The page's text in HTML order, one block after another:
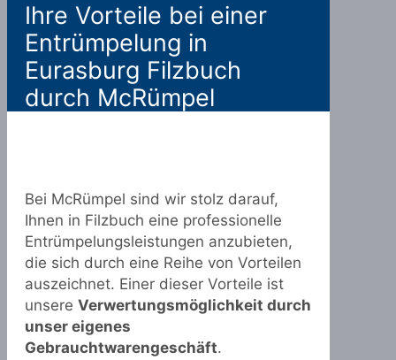
Ihre Vorteile bei einer
Entrümpelung in
Eurasburg Filzbuch
durch McRümpel
Bei McRümpel sind wir stolz darauf,
Ihnen in Filzbuch eine professionelle
Entrümpelungsleistungen anzubieten,
die sich durch eine Reihe von Vorteilen
auszeichnet. Einer dieser Vorteile ist
unsere Verwertungsmöglichkeit durch
unser eigenes
Gebrauchtwarengeschäft.